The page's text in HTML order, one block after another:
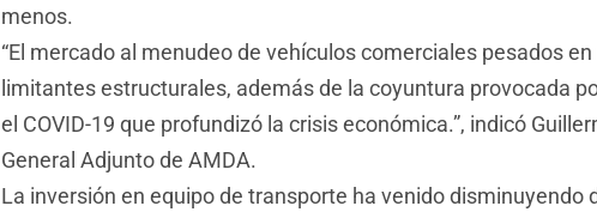
menos.
“El mercado al menudeo de vehículos comerciales pesados
limitantes estructurales, además de la coyuntura provocada
el COVID-19 que profundizó la crisis económica.”, indicó
General Adjunto de AMDA.
La inversión en equipo de transporte ha venido disminuyendo